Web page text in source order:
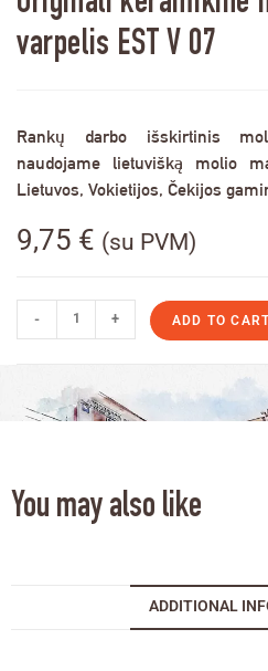
varpelis EST V 07
Rankų darbo išskirtinis
naudojame lietuvišką molio
Lietuvos, Vokietijos, Čekijos
9,75 € (su PVM)
- + ADD TO
You may also like
ADDITIONAL